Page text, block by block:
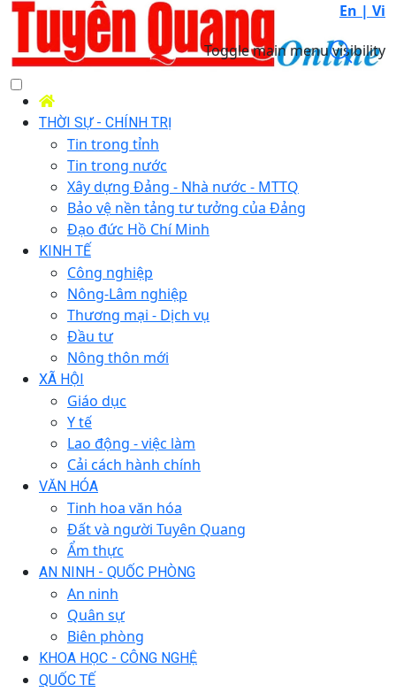
En | Vi
Toggle main menu visibility
THỜI SỰ - CHÍNH TRỊ
Tin trong tỉnh
Tin trong nước
Xây dựng Đảng - Nhà nước - MTTQ
Bảo vệ nền tảng tư tưởng của Đảng
Đạo đức Hồ Chí Minh
KINH TẾ
Công nghiệp
Nông-Lâm nghiệp
Thương mại - Dịch vụ
Đầu tư
Nông thôn mới
XÃ HỘI
Giáo dục
Y tế
Lao động - việc làm
Cải cách hành chính
VĂN HÓA
Tinh hoa văn hóa
Đất và người Tuyên Quang
Ẩm thực
AN NINH - QUỐC PHÒNG
An ninh
Quân sự
Biên phòng
KHOA HỌC - CÔNG NGHỆ
QUỐC TẾ